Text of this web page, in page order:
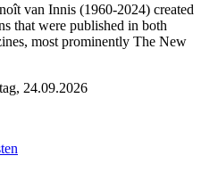
van Innis (1960-2024) created
that were published in both
most prominently The New
24.09.2026